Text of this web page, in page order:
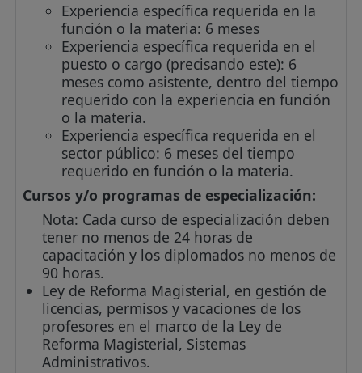
Experiencia específica requerida en la
función o la materia: 6 meses
Experiencia específica requerida en el
puesto o cargo (precisando este): 6
meses como asistente, dentro del tiempo
requerido con la experiencia en función
o la materia.
Experiencia específica requerida en el
sector público: 6 meses del tiempo
requerido en función o la materia.
Cursos y/o programas de especialización:
Nota: Cada curso de especialización deben
tener no menos de 24 horas de
capacitación y los diplomados no menos de
90 horas.
Ley de Reforma Magisterial, en gestión de
licencias, permisos y vacaciones de los
profesores en el marco de la Ley de
Reforma Magisterial, Sistemas
Administrativos.